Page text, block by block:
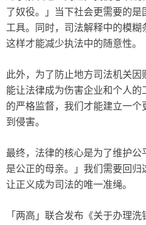
了奴役。」当下社会更需要的
工具。同时，司法解释中的模
这样才能减少执法中的随意性。
此外，为了防止地方司法机关
能让法律成为伤害企业和个人
的严格监督，我们才能建立一
到侵害。
最终，法律的核心是为了维护
是公正的母亲。」我们需要回
让正义成为司法的唯一准绳。
「两高」联合发布《关于办理